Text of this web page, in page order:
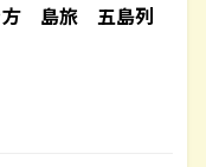
方 島旅 五島列